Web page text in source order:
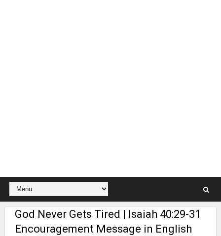
God Never Gets Tired | Isaiah 40:29-31
Encouragement Message in English